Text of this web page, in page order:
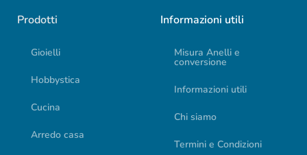
Prodotti
Gioielli
Hobbystica
Cucina
Arredo casa
Informazioni utili
Misura Anelli e
conversione
Informazioni utili
Chi siamo
Termini e Condizioni